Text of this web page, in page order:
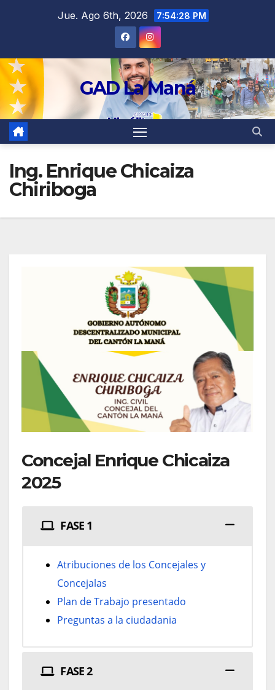
Jue. Ago 6th, 2026 7:54:28 PM
GAD La Maná
Ing. Enrique Chicaiza
Chiriboga
Concejal Enrique Chicaiza
2025
FASE 1
Atribuciones de los Concejales y
Concejalas
Plan de Trabajo presentado
Preguntas a la ciudadania
FASE 2